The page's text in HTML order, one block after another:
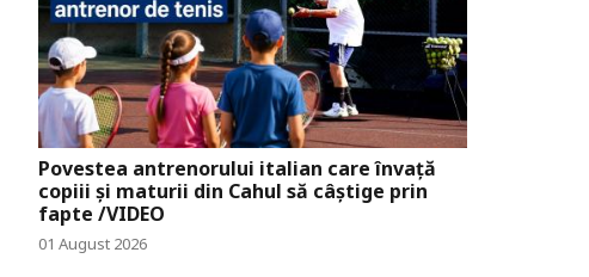
Povestea antrenorului italian care învață
copiii și maturii din Cahul să câștige prin
fapte /VIDEO
01 August 2026